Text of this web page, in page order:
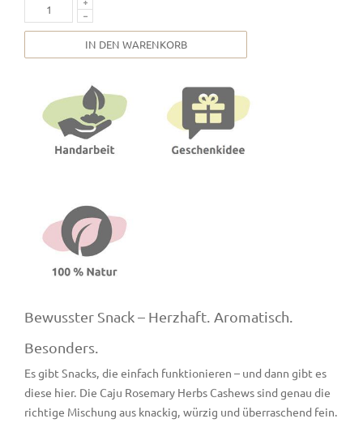
IN DEN WARENKORB
Bewusster Snack – Herzhaft. Aromatisch.
Besonders.
Es gibt Snacks, die einfach funktionieren – und dann gibt es
diese hier. Die Caju Rosemary Herbs Cashews sind genau die
richtige Mischung aus knackig, würzig und überraschend fein.